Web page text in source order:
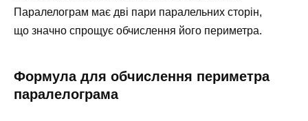
Паралелограм має дві пари паралельних сторін,
що значно спрощує обчислення його периметра.
Формула для обчислення периметра
паралелограма